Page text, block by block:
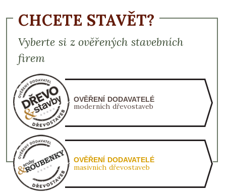
CHCETE STAVĚT?
Vyberte si z ověřených stavebních
firem
OVĚŘENÍ DODAVATELÉ
moderních dřevostaveb
OVĚŘENÍ DODAVATELÉ
masivních dřevostaveb